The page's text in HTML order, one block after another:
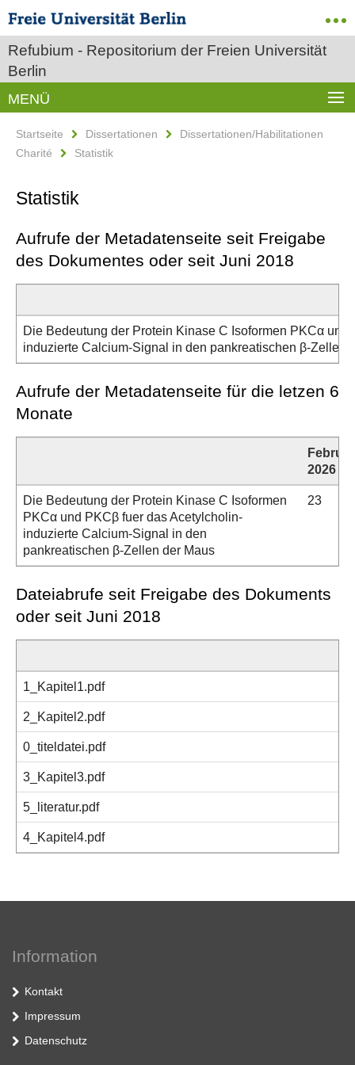
Refubium - Repositorium der Freien Universität
Berlin
MENÜ
Startseite Dissertationen
Dissertationen/Habilitationen
Charité
Statistik
Statistik
Aufrufe der Metadatenseite seit Freigabe
des Dokumentes oder seit Juni 2018
Die Bedeutung der Protein Kinase C Isoformen PKCα und
induzierte Calcium-Signal in den pankreatischen β-Zellen
Aufrufe der Metadatenseite für die letzen 6
Monate
Februar
2026
Die Bedeutung der Protein Kinase C Isoformen
PKCα und PKCβ fuer das Acetylcholin-
induzierte Calcium-Signal in den
pankreatischen β-Zellen der Maus
23
Dateiabrufe seit Freigabe des Dokuments
oder seit Juni 2018
1_Kapitel1.pdf
2_Kapitel2.pdf
0_titeldatei.pdf
3_Kapitel3.pdf
5_literatur.pdf
4_Kapitel4.pdf
Information
Kontakt
Impressum
Datenschutz